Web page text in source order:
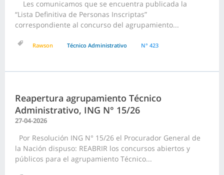
Les comunicamos que se encuentra publicada la
“Lista Definitiva de Personas Inscriptas”
correspondiente al concurso del agrupamiento...
Rawson Técnico Administrativo N° 423
Reapertura agrupamiento Técnico
Administrativo, ING N° 15/26
27-04-2026
Por Resolución ING N° 15/26 el Procurador General de
la Nación dispuso: REABRIR los concursos abiertos y
públicos para el agrupamiento Técnico...